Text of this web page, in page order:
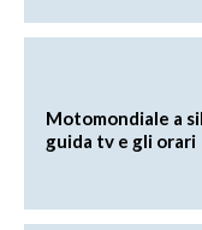
Motomondiale a
guida tv e gli orari